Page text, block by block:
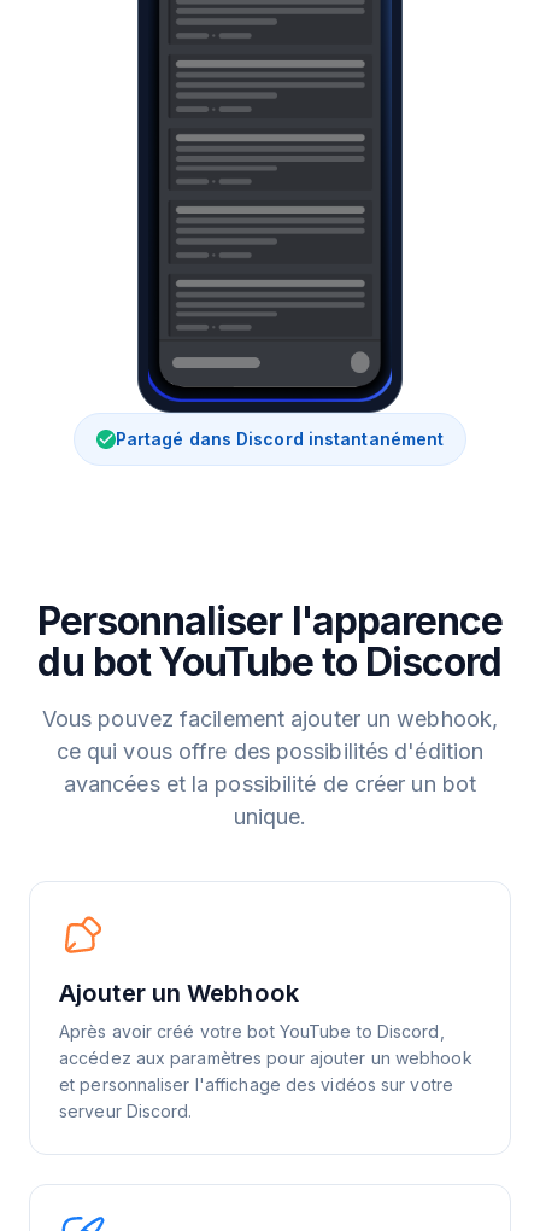
Partagé dans Discord instantanément
Personnaliser l'apparence
du bot YouTube to Discord
Vous pouvez facilement ajouter un webhook,
ce qui vous offre des possibilités d'édition
avancées et la possibilité de créer un bot
unique.
Ajouter un Webhook
Après avoir créé votre bot YouTube to Discord,
accédez aux paramètres pour ajouter un webhook
et personnaliser l'affichage des vidéos sur votre
serveur Discord.